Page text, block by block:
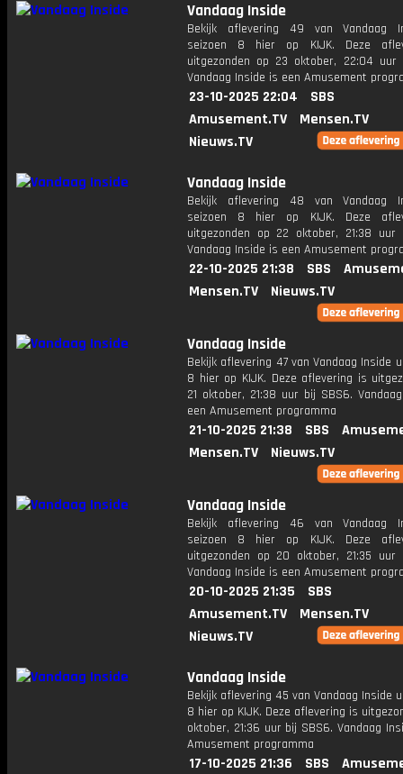
Vandaag Inside
Bekijk aflevering 49 van Vandaag
seizoen 8 hier op KIJK. Deze
uitgezonden op 23 oktober, 22:04 uur
Vandaag Inside is een Amusement
23-10-2025 22:04
SBS
Amusement.TV
Mensen.TV
Nieuws.TV
Vandaag Inside
Bekijk aflevering 48 van Vandaag
seizoen 8 hier op KIJK. Deze
uitgezonden op 22 oktober, 21:38 uur
Vandaag Inside is een Amusement
22-10-2025 21:38 SBS
Mensen.TV
Nieuws.TV
Vandaag Inside
Bekijk aflevering 47 van Vandaag Inside
8 hier op KIJK. Deze aflevering is
21 oktober, 21:38 uur bij SBS6.
een Amusement programma
21-10-2025 21:38 SBS
Mensen.TV
Nieuws.TV
Vandaag Inside
Bekijk aflevering 46 van Vandaag
seizoen 8 hier op KIJK. Deze
uitgezonden op 20 oktober, 21:35 uur
Vandaag Inside is een Amusement
20-10-2025 21:35
SBS
Amusement.TV
Mensen.TV
Nieuws.TV
Vandaag Inside
Bekijk aflevering 45 van Vandaag Inside
8 hier op KIJK. Deze aflevering is
oktober, 21:36 uur bij SBS6. Vandaag
Amusement programma
17-10-2025 21:36 SBS